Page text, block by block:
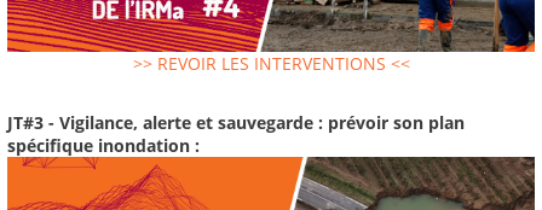
>> REVOIR LES INTERVENTIONS <<
JT#3 - Vigilance, alerte et sauvegarde : prévoir son plan
spécifique inondation :